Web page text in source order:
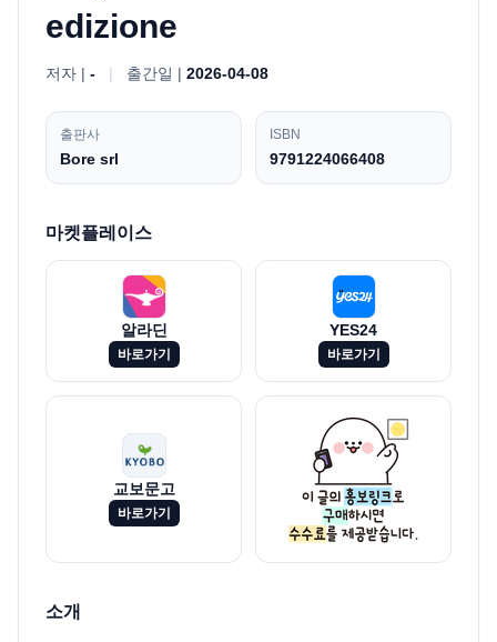
edizione
저자 | - | 출간일 | 2026-04-08
출판사
Bore srl
ISBN
9791224066408
마켓플레이스
알라딘
바로가기
YES24
바로가기
교보문고
바로가기
소개